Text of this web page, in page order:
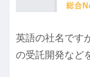
英語の社名です
の受託開発など